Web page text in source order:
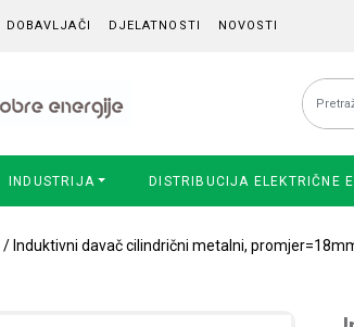
DOBAVLJAČI DJELATNOSTI NOVOSTI
Pretraži:
INDUSTRIJA DISTRIBUCIJA ELEKTRIČNE
/ Induktivni davač cilindrični metalni,